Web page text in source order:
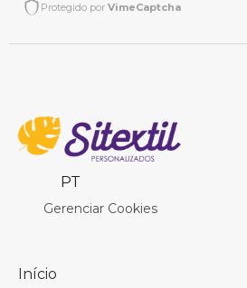
Protegido por VimeCaptcha
PT
Gerenciar Cookies
Início